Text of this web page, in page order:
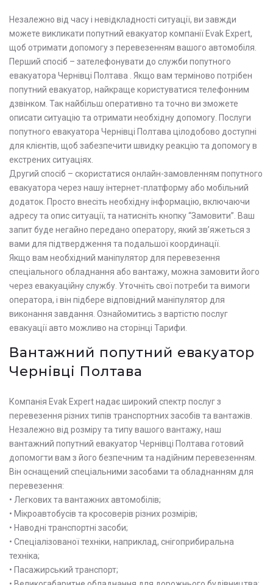
Незалежно від часу і невідкладності ситуації, ви завжди
можете викликати попутний евакуатор компанії Evak Expert,
щоб отримати допомогу з перевезенням вашого автомобіля.
Перший спосіб – зателефонувати до служби попутного
евакуатора Чернівці Полтава . Якщо вам терміново потрібен
попутний евакуатор, найкраще користуватися телефонним
дзвінком. Так найбільш оперативно та точно ви зможете
описати ситуацію та отримати необхідну допомогу. Послуги
попутного евакуатора Чернівці Полтава цілодобово доступні
для клієнтів, щоб забезпечити швидку реакцію та допомогу в
екстрених ситуаціях.
Другий спосіб – скористатися онлайн-замовленням попутного
евакуатора через нашу інтернет-платформу або мобільний
додаток. Просто внесіть необхідну інформацію, включаючи
адресу та опис ситуації, та натисніть кнопку “Замовити”. Ваш
запит буде негайно передано оператору, який зв’яжеться з
вами для підтвердження та подальшої координації.
Якщо вам необхідний маніпулятор для перевезення
спеціального обладнання або вантажу, можна замовити його
через евакуаційну службу. Уточніть свої потреби та вимоги
оператора, і він підбере відповідний маніпулятор для
виконання завдання. Ознайомитись з вартістю послуг
евакуації авто можливо на сторінці Тарифи.
Вантажний попутний евакуатор
Чернівці Полтава
Компанія Evak Expert надає широкий спектр послуг з
перевезення різних типів транспортних засобів та вантажів.
Незалежно від розміру та типу вашого вантажу, наш
вантажний попутний евакуатор Чернівці Полтава готовий
допомогти вам з його безпечним та надійним перевезенням.
Він оснащений спеціальними засобами та обладнанням для
перевезення:
• Легкових та вантажних автомобілів;
• Мікроавтобусів та кросоверів різних розмірів;
• Наводні транспортні засоби;
• Спеціалізованої техніки, наприклад, снігоприбиральна
техніка;
• Пасажирський транспорт;